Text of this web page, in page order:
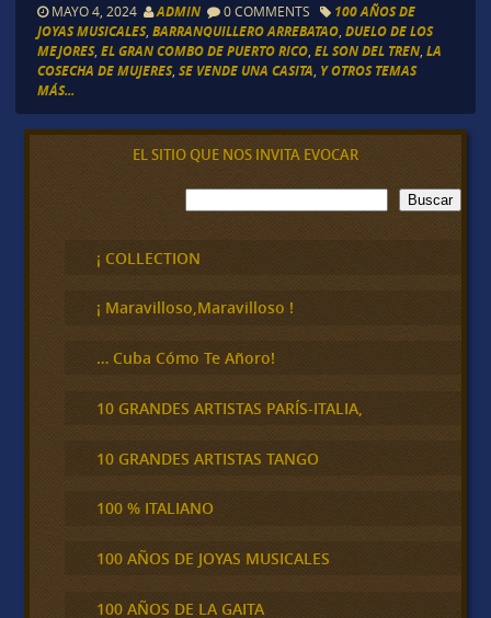
MAYO 4, 2024 ADMIN 0 COMMENTS
100 AÑOS DE
JOYAS MUSICALES, BARRANQUILLERO ARREBATAO, DUELO DE LOS
MEJORES, EL GRAN COMBO DE PUERTO RICO, EL SON DEL TREN, LA
COSECHA DE MUJERES, SE VENDE UNA CASITA Y OTROS TEMAS
MÁS...
EL SITIO QUE NOS INVITA EVOCAR
B
u
c
a
Buscar
¡ COLLECTION
¡ Maravilloso,Maravilloso !
… Cuba Cómo Te Añoro!
10 GRANDES ARTISTAS PARÍS-ITALIA,
10 GRANDES ARTISTAS TANGO
100 % ITALIANO
100 AÑOS DE JOYAS MUSICALES
100 AÑOS DE LA GAITA